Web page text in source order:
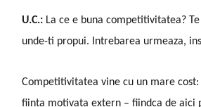
U.C.: La ce e buna competitivitatea?
unde-ti propui. Intrebarea urmeaza,
Competitivitatea vine cu un mare
fiinta motivata extern – fiindca de aici